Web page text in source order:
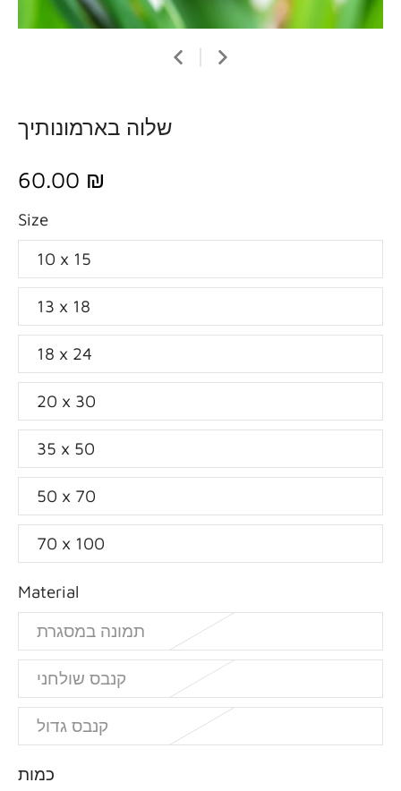
שלוה בארמונותיך
60.00 ₪
Size
10 x 15
13 x 18
18 x 24
20 x 30
35 x 50
50 x 70
70 x 100
Material
תמונה במסגרת
קנבס שולחני
קנבס גדול
כמות